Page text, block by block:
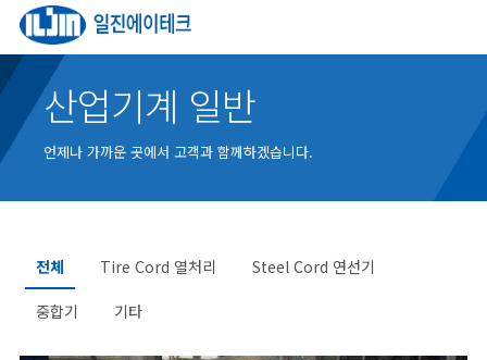
산업기계 일반
언제나 가까운 곳에서 고객과 함께하겠습니다.
전체 Tire Cord 열처리 Steel Cord 연선기
중합기 기타